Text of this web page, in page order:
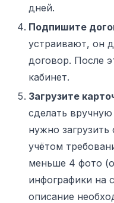
дней.
Подпишите
устраивают, он
договор. После
кабинет.
Загрузите
сделать
нужно загрузить
учётом
меньше 4 фото
инфографики на
описание